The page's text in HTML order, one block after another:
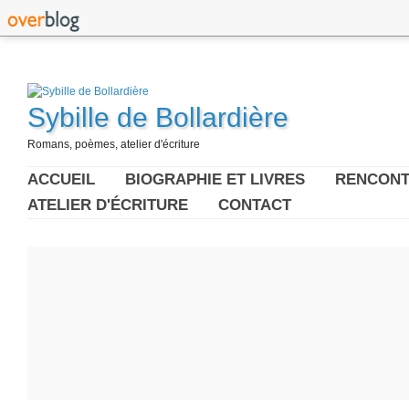
Sybille de Bollardière
Romans, poèmes, atelier d'écriture
ACCUEIL BIOGRAPHIE ET LIVRES
ATELIER D'ÉCRITURE
CONTACT